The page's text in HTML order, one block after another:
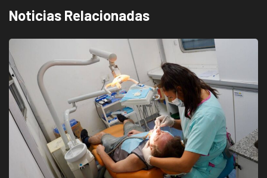
Noticias Relacionadas